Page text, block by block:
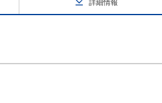
詳細情報